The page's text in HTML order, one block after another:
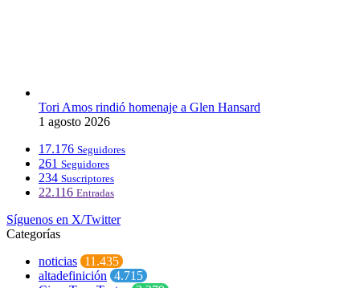
Tori Amos rindió homenaje a Glen Hansard
1 agosto 2026
17.176 Seguidores
261 Seguidores
234 Suscriptores
22.116 Entradas
Síguenos en X/Twitter
Categorías
noticias 11.435
altadefinición 4.715